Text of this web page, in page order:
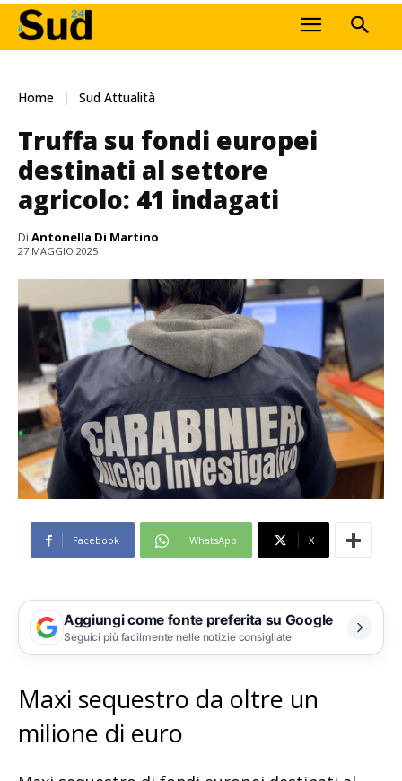
Home Sud Attualità
Truffa su fondi europei
destinati al settore
agricolo: 41 indagati
Di Antonella Di Martino
27 MAGGIO 2025
Facebook WhatsApp X
Aggiungi come fonte preferita su Google
Seguici più facilmente nelle notizie consigliate
Maxi sequestro da oltre un
milione di euro